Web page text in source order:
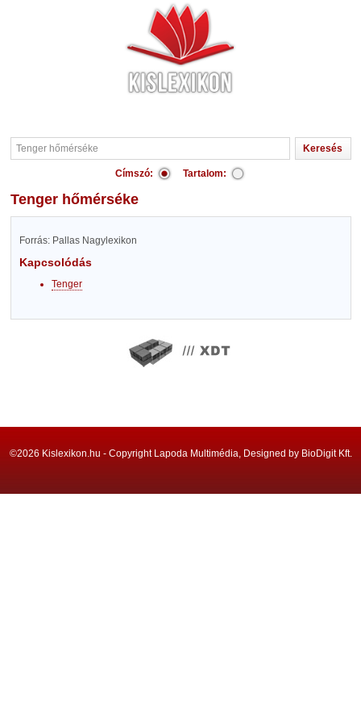
Címszó: Tartalom:
Tenger hőmérséke
Forrás: Pallas Nagylexikon
Kapcsolódás
Tenger
©2026 Kislexikon.hu - Copyright Lapoda Multimédia, Designed by BioDigit Kft.